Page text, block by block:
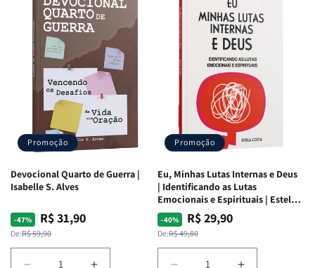
Promoção
Devocional Quarto de Guerra |
Isabelle S. Alves
-47%
Preço
normal
De:R$ 59,90
Preço
promocional
R$ 31,90
Promoção
Eu, Minhas Lutas Internas e Deus
| Identificando as Lutas
Emocionais e Espirituais | Estela
Costa
-40%
Preço
normal
De:R$ 49,80
Preço
promocional
R$ 29,90